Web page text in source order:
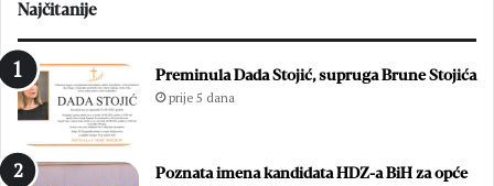
Najčitanije
Preminula Dada Stojić, supruga Brune Stojića
prije 5 dana
Poznata imena kandidata HDZ-a BiH za opće